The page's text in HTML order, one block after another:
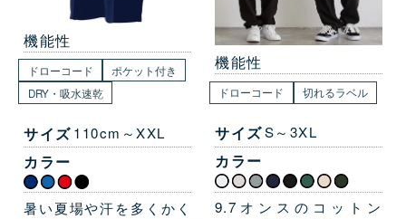
機能性
ドローコード
ポケット付き
DRY・吸水速乾
サイズ110cm～XXL
カラー
暑い夏場や汗を多くかく
機能性
ドローコード 切れるラベル
サイズS～3XL
カラー
9.7オンスのコットン